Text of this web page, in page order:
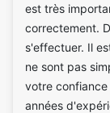
est très
correctement.
s'effectuer. Il
ne sont pas
votre confiance
années